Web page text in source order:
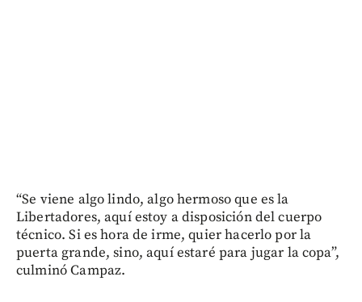
“Se viene algo lindo, algo hermoso que es la
Libertadores, aquí estoy a disposición del cuerpo
técnico. Si es hora de irme, quier hacerlo por la
puerta grande, sino, aquí estaré para jugar la copa”,
culminó Campaz.